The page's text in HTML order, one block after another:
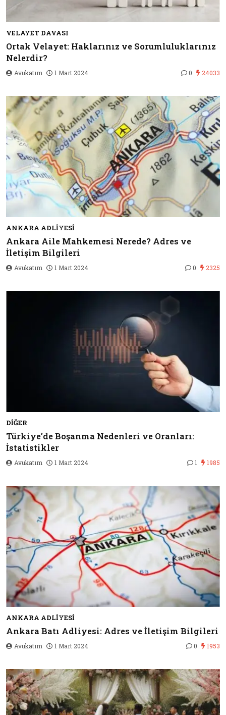
VELAYET DAVASI
Ortak Velayet: Haklarınız ve Sorumluluklarınız
Nelerdir?
Avukatım 1 Mart 2024 0 24033
ANKARA ADLIYESI
Ankara Aile Mahkemesi Nerede? Adres ve
İletişim Bilgileri
Avukatım 1 Mart 2024 0 2325
DIĞER
Türkiye’de Boşanma Nedenleri ve Oranları:
İstatistikler
Avukatım 1 Mart 2024 1 1985
ANKARA ADLIYESI
Ankara Batı Adliyesi: Adres ve İletişim Bilgileri
Avukatım 1 Mart 2024 0 1953